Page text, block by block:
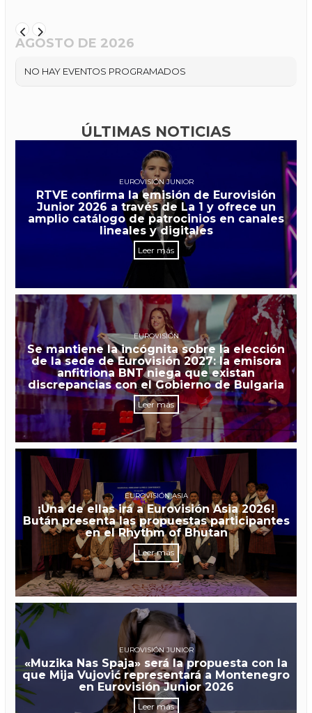
AGOSTO DE 2026
NO HAY EVENTOS PROGRAMADOS
ÚLTIMAS NOTICIAS
EUROVISIÓN JUNIOR
RTVE confirma la emisión de Eurovisión
Junior 2026 a través de La 1 y ofrece un
amplio catálogo de patrocinios en canales
lineales y digitales
Leer más
EUROVISIÓN
Se mantiene la incógnita sobre la elección
de la sede de Eurovisión 2027: la emisora
anfitriona BNT niega que existan
discrepancias con el Gobierno de Bulgaria
Leer más
EUROVISIÓN ASIA
¡Una de ellas irá a Eurovisión Asia 2026!
Bután presenta las propuestas participantes
en el Rhythm of Bhutan
Leer más
EUROVISIÓN JUNIOR
«Muzika Nas Spaja» será la propuesta con la
que Mija Vujović representará a Montenegro
en Eurovisión Junior 2026
Leer más